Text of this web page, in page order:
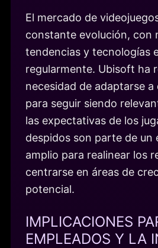
El mercado de
constante evolución, con
tendencias y tecnologías
regularmente. Ubisoft ha
necesidad de adaptarse
para seguir siendo
las expectativas de los
despidos son parte de un
amplio para realinear los
centrarse en áreas de
potencial.
IMPLICACIONES
EMPLEADOS Y LA